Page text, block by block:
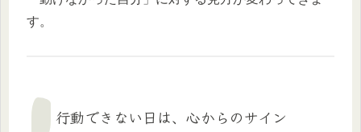
す。
行動できない日は、心からのサイン